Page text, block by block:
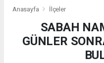
Anasayfa İlçeler
SABAH
GÜNLER